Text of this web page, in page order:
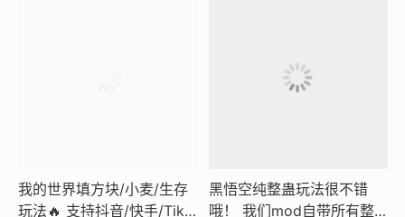
我的世界填方块/小麦/生存
玩法🔥 支持抖音/快手/TikT
黑悟空纯整蛊玩法很不错
哦！ ​我们mod自带所有整